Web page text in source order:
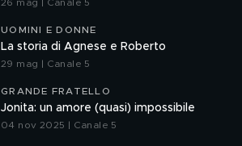
26 mag | Canale 5
UOMINI E DONNE
La storia di Agnese e Roberto
29 mag | Canale 5
GRANDE FRATELLO
Jonita: un amore (quasi) impossibile
04 nov 2025 | Canale 5